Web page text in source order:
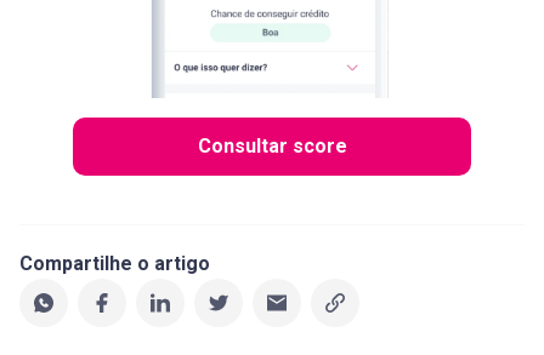
Consultar score
Compartilhe o artigo